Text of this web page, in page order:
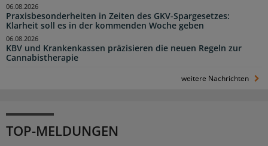
Praxisbesonderheiten in Zeiten des GKV-Spargesetzes:
Klarheit soll es in der kommenden Woche geben
06.08.2026
KBV und Krankenkassen präzisieren die neuen Regeln zur
Cannabistherapie
06.08.2026
weitere Nachrichten
TOP-MELDUNGEN